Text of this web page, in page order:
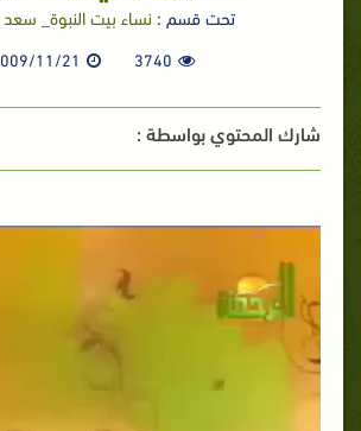
تحت قسم : نساء بيت النبوة_
3740
11/21
شارك المحتوي بواسطة :